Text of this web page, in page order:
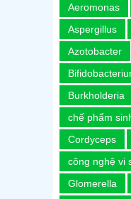
Aeromonas
Aspergillus
Azotobacter
Burkholderia
chế phẩm
Cordyceps
công nghệ vi
Glomerella